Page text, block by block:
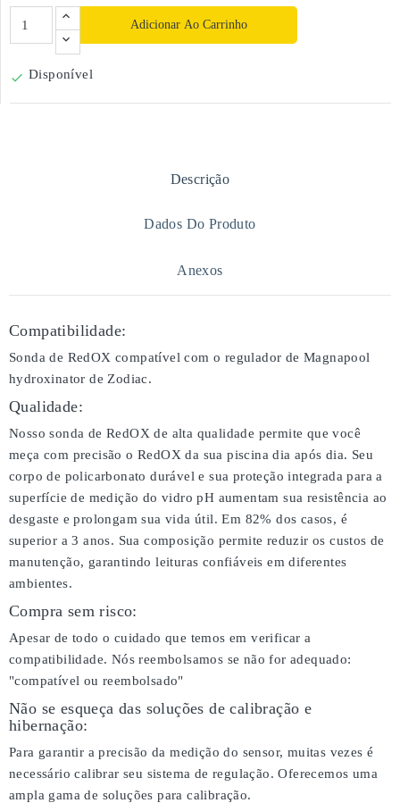
Adicionar Ao Carrinho
 Disponível
Descrição
Dados Do Produto
Anexos
Compatibilidade:
Sonda de RedOX compatível com o regulador de Magnapool
hydroxinator de Zodiac.
Qualidade:
Nosso sonda de RedOX de alta qualidade permite que você
meça com precisão o RedOX da sua piscina dia após dia. Seu
corpo de policarbonato durável e sua proteção integrada para a
superfície de medição do vidro pH aumentam sua resistência ao
desgaste e prolongam sua vida útil. Em 82% dos casos, é
superior a 3 anos. Sua composição permite reduzir os custos de
manutenção, garantindo leituras confiáveis em diferentes
ambientes.
Compra sem risco:
Apesar de todo o cuidado que temos em verificar a
compatibilidade. Nós reembolsamos se não for adequado:
"compatível ou reembolsado"
Não se esqueça das soluções de calibração e
hibernação:
Para garantir a precisão da medição do sensor, muitas vezes é
necessário calibrar seu sistema de regulação. Oferecemos uma
ampla gama de soluções para calibração.